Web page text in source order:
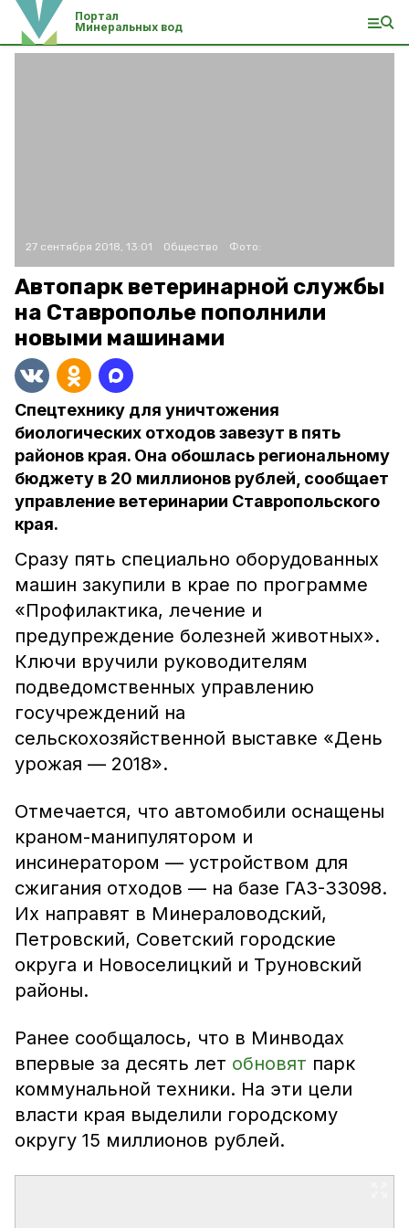
Портал
Минеральных вод
27 сентября 2018, 13:01 Общество Фото:
Автопарк ветеринарной службы
на Ставрополье пополнили
новыми машинами
Спецтехнику для уничтожения
биологических отходов завезут в пять
районов края. Она обошлась региональному
бюджету в 20 миллионов рублей, сообщает
управление ветеринарии Ставропольского
края.
Сразу пять специально оборудованных
машин закупили в крае по программе
«Профилактика, лечение и
предупреждение болезней животных».
Ключи вручили руководителям
подведомственных управлению
госучреждений на
сельскохозяйственной выставке «День
урожая — 2018».
Отмечается, что автомобили оснащены
краном-манипулятором и
инсинератором — устройством для
сжигания отходов — на базе ГАЗ-33098.
Их направят в Минераловодский,
Петровский, Советский городские
округа и Новоселицкий и Труновский
районы.
Ранее сообщалось, что в Минводах
впервые за десять лет обновят парк
коммунальной техники. На эти цели
власти края выделили городскому
округу 15 миллионов рублей.